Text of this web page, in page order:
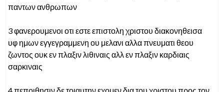
παντων ανθρωπων
3 φανερουμενοι οτι εστε επιστολη χριστου διακονηθεισα
υφ ημων εγγεγραμμενη ου μελανι αλλα πνευματι θεου
ζωντος ουκ εν πλαξιν λιθιναις αλλ εν πλαξιν καρδιαις
σαρκιναις